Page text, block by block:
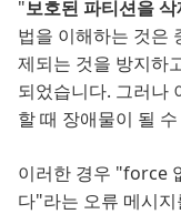
"보호된 파티션을
법을 이해하는 것은
제되는 것을 방지하
되었습니다. 그러나
할 때 장애물이 될
이러한 경우 "force
다"라는 오류 메시